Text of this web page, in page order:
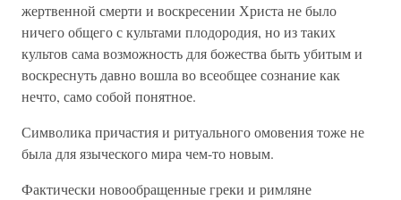
жертвенной смерти и воскресении Христа не было
ничего общего с культами плодородия, но из таких
культов сама возможность для божества быть убитым и
воскреснуть давно вошла во всеобщее сознание как
нечто, само собой понятное.
Символика причастия и ритуального омовения тоже не
была для языческого мира чем-то новым.
Фактически новообращенные греки и римляне